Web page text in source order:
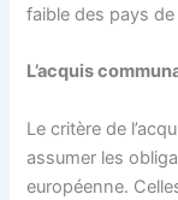
faible des pays de
L’acquis
Le critère de
assumer les
européenne.